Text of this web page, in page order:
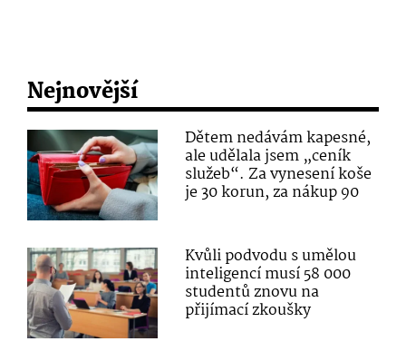
Nejnovější
Dětem nedávám kapesné,
ale udělala jsem „ceník
služeb“. Za vynesení koše
je 30 korun, za nákup 90
Kvůli podvodu s umělou
inteligencí musí 58 000
studentů znovu na
přijímací zkoušky